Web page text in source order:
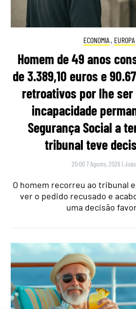
ECONOMIA , EUROPA
Homem de 49 anos
de 3.389,10 euros e
retroativos por lhe
incapacidade
Segurança Social a
tribunal teve
20:00 7 Agosto, 2026 |
O homem recorreu ao tribunal
ver o pedido recusado e
uma decisão